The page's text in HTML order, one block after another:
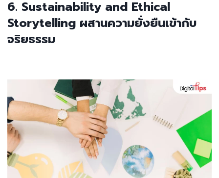
6. Sustainability and Ethical
Storytelling ผสานความยั่งยืนเข้ากับ
จริยธรรม